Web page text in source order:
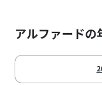
アルファード